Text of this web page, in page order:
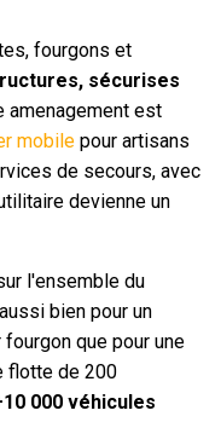
fourgons et
sécurises
amenagement est
mobile pour artisans
de secours, avec
devienne un
l'ensemble du
bien pour un
que pour une
flotte de 200
000 véhicules